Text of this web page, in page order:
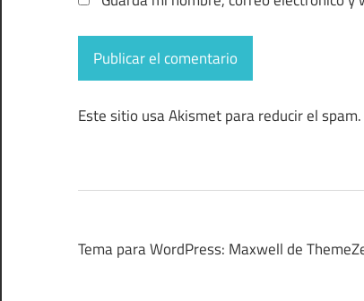
Este sitio usa Akismet para reducir el spam.
Tema para WordPress: Maxwell de